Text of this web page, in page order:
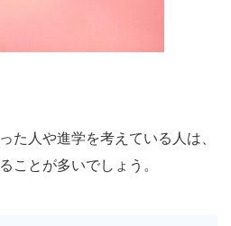
た人や進学を考えている人は、
ことが多いでしょう。